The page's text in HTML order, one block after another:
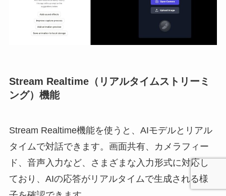
Stream Realtime（リアルタイムストリーミ
ング）機能
Stream Realtime機能を使うと、AIモデルとリアル
タイムで対話できます。画面共有、カメラフィー
ド、音声入力など、さまざまな入力形式に対応し
ており、AIの応答がリアルタイムで生成される様